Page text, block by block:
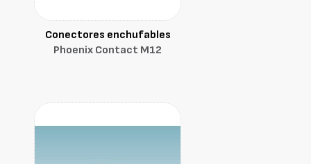
Conectores enchufables
Phoenix Contact M12